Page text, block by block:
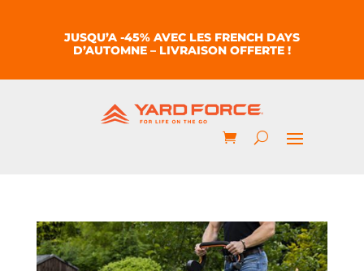
JUSQU’A -45% AVEC LES FRENCH DAYS
D’AUTOMNE – LIVRAISON OFFERTE !